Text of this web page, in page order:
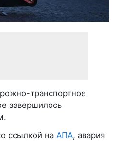
транспортное
завершилось
ссылкой на АПА, авария